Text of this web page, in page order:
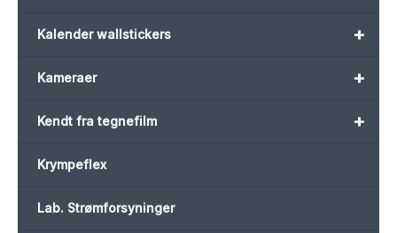
+
Kalender wallstickers
+
Kameraer
+
Kendt fra tegnefilm
Krympeflex
Lab. Strømforsyninger